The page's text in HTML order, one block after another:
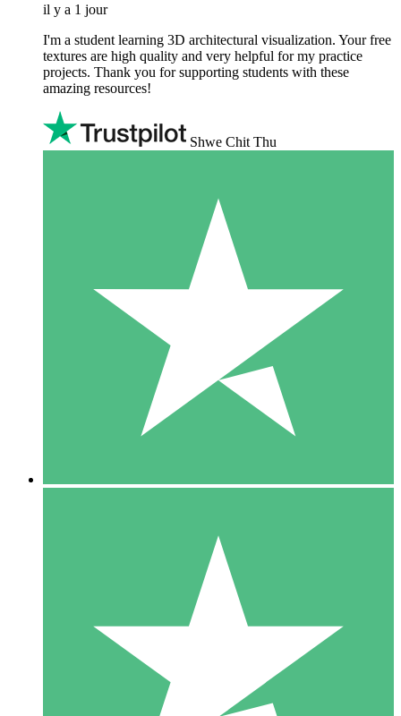
il y a 1 jour
I'm a student learning 3D architectural visualization. Your free
textures are high quality and very helpful for my practice
projects. Thank you for supporting students with these
amazing resources!
Shwe Chit Thu